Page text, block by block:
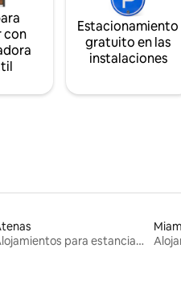
con
Estacionamiento
gratuito en las
instalaciones
Alojamientos para estancias largas